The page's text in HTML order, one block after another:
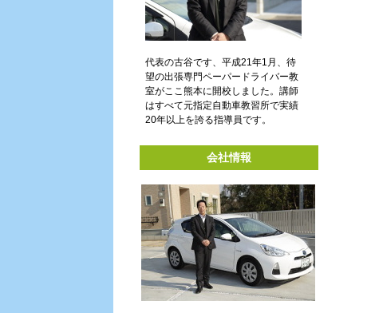
代表の古谷です、平成21年1月、待
望の出張専門ペーパードライバー教
室がここ熊本に開校しました。講師
はすべて元指定自動車教習所で実績
20年以上を誇る指導員です。
会社情報